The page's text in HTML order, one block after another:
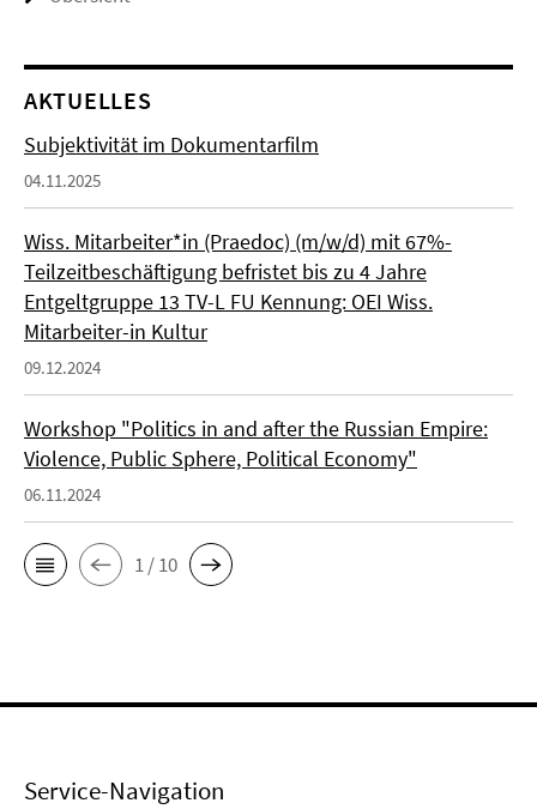
AKTUELLES
Subjektivität im Dokumentarfilm
04.11.2025
Wiss. Mitarbeiter*in (Praedoc) (m/w/d) mit 67%-
Teilzeitbeschäftigung befristet bis zu 4 Jahre
Entgeltgruppe 13 TV-L FU Kennung: OEI Wiss.
Mitarbeiter-in Kultur
09.12.2024
Workshop "Politics in and after the Russian Empire:
Violence, Public Sphere, Political Economy"
06.11.2024
1 / 10
Service-Navigation